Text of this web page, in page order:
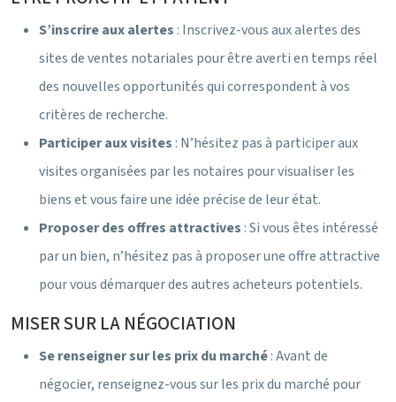
S’inscrire aux alertes : Inscrivez-vous aux alertes des
sites de ventes notariales pour être averti en temps réel
des nouvelles opportunités qui correspondent à vos
critères de recherche.
Participer aux visites : N’hésitez pas à participer aux
visites organisées par les notaires pour visualiser les
biens et vous faire une idée précise de leur état.
Proposer des offres attractives : Si vous êtes intéressé
par un bien, n’hésitez pas à proposer une offre attractive
pour vous démarquer des autres acheteurs potentiels.
MISER SUR LA NÉGOCIATION
Se renseigner sur les prix du marché: Avant de
négocier, renseignez-vous sur les prix du marché pour